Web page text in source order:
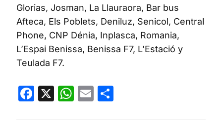
Glorias, Josman, La Llauraora, Bar bus
Afteca, Els Poblets, Deniluz, Senicol, Central
Phone, CNP Dénia, Inplasca, Romania,
L’Espai Benissa, Benissa F7, L’Estació y
Teulada F7.
Facebook
X WhatsApp
Email